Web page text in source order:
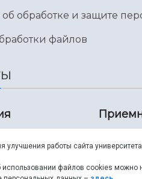
обработке и защите
файлов
43-70 8
работы сайта
файлов cookies можно